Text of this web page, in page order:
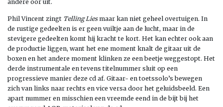
andere oor uit.
Phil Vincent zingt Telling Liesmaar kan niet geheel overtuigen. In
de rustige gedeelten is er geen vuiltje aan de lucht, maar in de
stevigere gedeelten komt hij kracht te kort. Het kan echter ook aan
de productie liggen, want het ene moment knalt de gitaar uit de
boxen en het andere moment klinken ze een beetje weggestopt. Het
derde instrumentale en tevens titelnummer sluit op een
progressieve manier deze cd af. Gitaar- en toetssolo’s bewegen
zich van links naar rechts en vice versa door het geluidsbeeld. Een
apart nummer en misschien een vreemde eend in de bijt bij het